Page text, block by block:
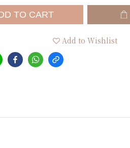
TO CART
Add to Wishlist